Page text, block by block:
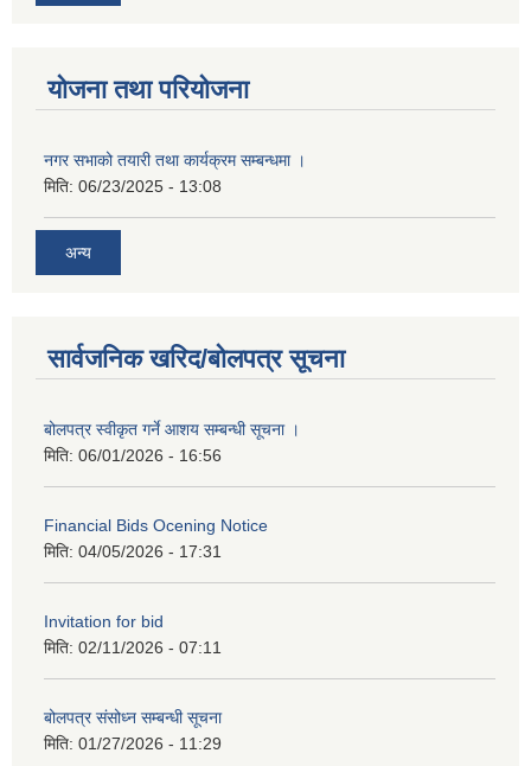
योजना तथा परियोजना
नगर सभाको तयारी तथा कार्यक्रम सम्बन्धमा ।
मिति: 06/23/2025 - 13:08
अन्य
सार्वजनिक खरिद/बोलपत्र सूचना
बोलपत्र स्वीकृत गर्ने आशय सम्बन्धी सूचना ।
मिति: 06/01/2026 - 16:56
Financial Bids Ocening Notice
मिति: 04/05/2026 - 17:31
Invitation for bid
मिति: 02/11/2026 - 07:11
बोलपत्र संसोध्न सम्बन्धी सूचना
मिति: 01/27/2026 - 11:29